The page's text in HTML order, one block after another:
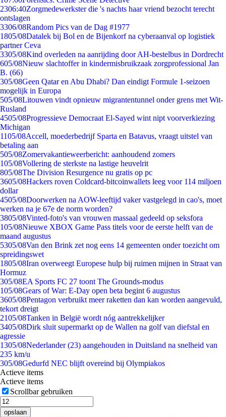
2306:40Zorgmedewerkster die 's nachts haar vriend bezocht terecht
ontslagen
3306/08Random Pics van de Dag #1977
1805/08Datalek bij Bol en de Bijenkorf na cyberaanval op logistiek
partner Ceva
3305/08Kind overleden na aanrijding door AH-bestelbus in Dordrecht
605/08Nieuw slachtoffer in kindermisbruikzaak zorgprofessional Jan
B. (66)
305/08Geen Qatar en Abu Dhabi? Dan eindigt Formule 1-seizoen
mogelijk in Europa
505/08Litouwen vindt opnieuw migrantentunnel onder grens met Wit-
Rusland
4505/08Progressieve Democraat El-Sayed wint nipt voorverkiezing
Michigan
1105/08Accell, moederbedrijf Sparta en Batavus, vraagt uitstel van
betaling aan
505/08Zomervakantieweerbericht: aanhoudend zomers
105/08Vollering de sterkste na lastige heuvelrit
805/08The Division Resurgence nu gratis op pc
3605/08Hackers roven Coldcard-bitcoinwallets leeg voor 114 miljoen
dollar
4505/08Doorwerken na AOW-leeftijd vaker vastgelegd in cao's, moet
werken na je 67e de norm worden?
3805/08Vinted-foto's van vrouwen massaal gedeeld op seksfora
105/08Nieuwe XBOX Game Pass titels voor de eerste helft van de
maand augustus
5305/08Van den Brink zet nog eens 14 gemeenten onder toezicht om
spreidingswet
1805/08Iran overweegt Europese hulp bij ruimen mijnen in Straat van
Hormuz
305/08EA Sports FC 27 toont The Grounds-modus
105/08Gears of War: E-Day open beta begint 6 augustus
3605/08Pentagon verbruikt meer raketten dan kan worden aangevuld,
tekort dreigt
2105/08Tanken in België wordt nóg aantrekkelijker
3405/08Dirk sluit supermarkt op de Wallen na golf van diefstal en
agressie
1305/08Nederlander (23) aangehouden in Duitsland na snelheid van
235 km/u
305/08Gedurfd NEC blijft overeind bij Olympiakos
Actieve items
Actieve items
Scrollbar gebruiken
opslaan